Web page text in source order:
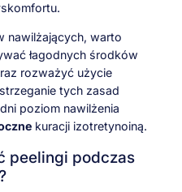
nawilżających, warto
łagodnych środków
rozważyć użycie
tych zasad
poziom nawilżenia
kuracji izotretynoiną.
peelingi podczas